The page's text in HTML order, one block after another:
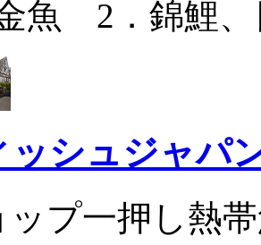
魚 2．錦鯉、
ッシュジャパ
ップ一押し熱